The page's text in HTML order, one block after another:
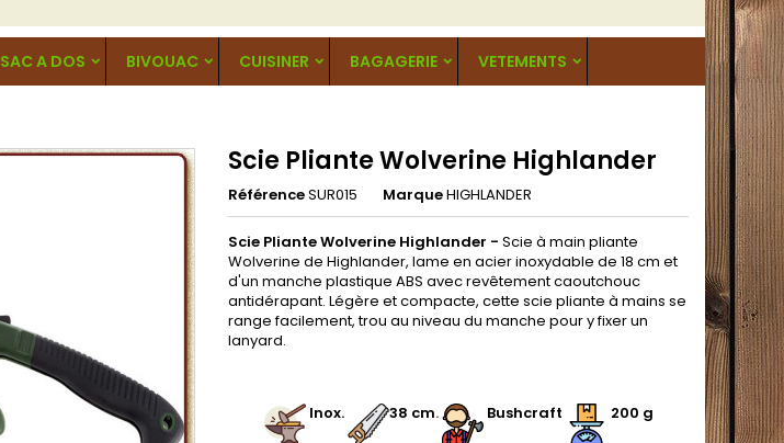
SAC A DOS BIVOUAC CUISINER BAGAGERIE VETEMENTS
Scie Pliante Wolverine Highlander
RéférenceSUR015 MarqueHIGHLANDER
Scie Pliante Wolverine Highlander - Scie à main pliante
Wolverine de Highlander, lame en acier inoxydable de 18 cm et
d'un manche plastique ABS avec revêtement caoutchouc
antidérapant. Légère et compacte, cette scie pliante à mains se
range facilement, trou au niveau du manche pour y fixer un
lanyard.
. Inox. 38 cm. Bushcraft 200 g